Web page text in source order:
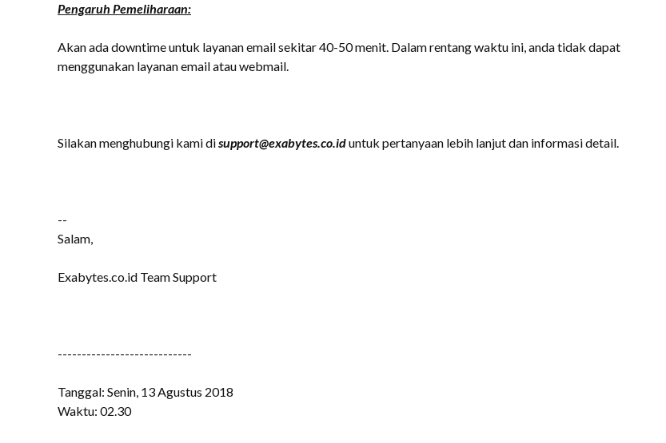
Pengaruh Pemeliharaan:
Akan ada downtime untuk layanan email sekitar 40-50 menit. Dalam rentang waktu ini, anda tidak dapat
menggunakan layanan email atau webmail.
Silakan menghubungi kami disupport@exabytes.co.iduntuk pertanyaan lebih lanjut dan informasi detail.
--
Salam,
Exabytes.co.id Team Support
----------------------------
Tanggal: Senin, 13 Agustus 2018
Waktu: 02.30